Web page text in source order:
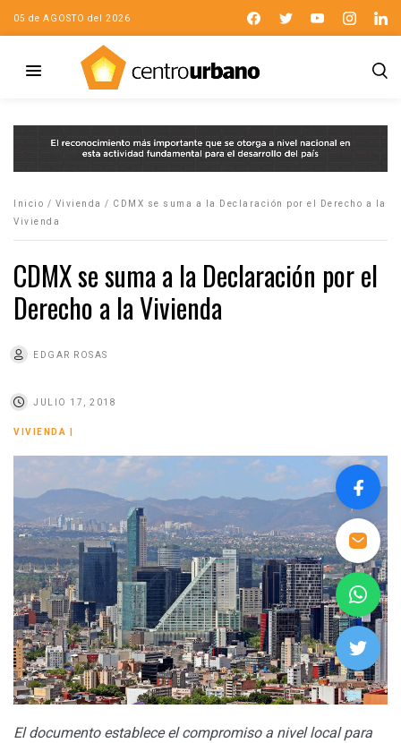
05 de AGOSTO del 2026
Inicio / Vivienda / CDMX se suma a la Declaración por el Derecho a la
Vivienda
CDMX se suma a la Declaración por el
Derecho a la Vivienda
EDGAR ROSAS
JULIO 17, 2018
VIVIENDA
El documento establece el compromiso a nivel local para